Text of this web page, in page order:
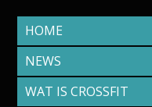
HOME
NEWS
WAT IS CROSSFIT